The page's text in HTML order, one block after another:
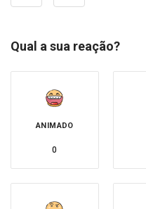
Qual a sua reação?
ANIMADO
0